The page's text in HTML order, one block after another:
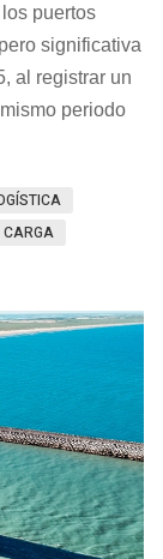
puertos
significativa
al registrar un
periodo
CARGA